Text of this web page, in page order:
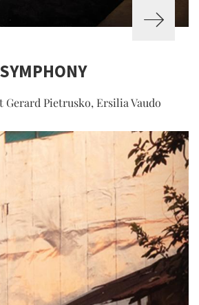
Gerard Pietrusko, Ersilia Vaudo